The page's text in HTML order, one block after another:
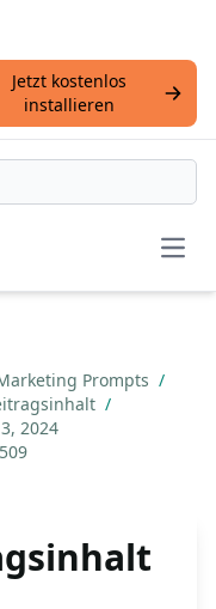
Jetzt kostenlos
installieren
Prompts /
/
2024